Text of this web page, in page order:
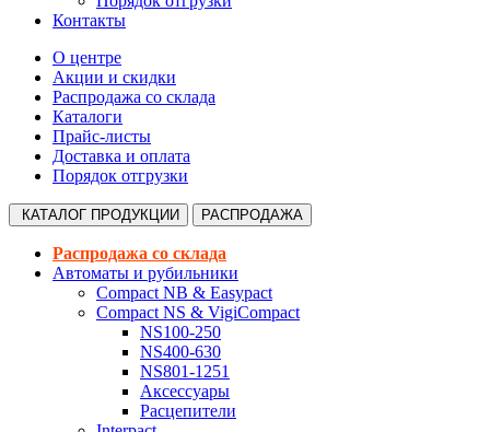
Контакты
О центре
Акции и скидки
Распродажа со склада
Каталоги
Прайс-листы
Доставка и оплата
Порядок отгрузки
КАТАЛОГ ПРОДУКЦИИ РАСПРОДАЖА
Распродажа со склада
Автоматы и рубильники
Compact NB & Easypact
Compact NS & VigiCompact
NS100-250
NS400-630
NS801-1251
Аксессуары
Расцепители